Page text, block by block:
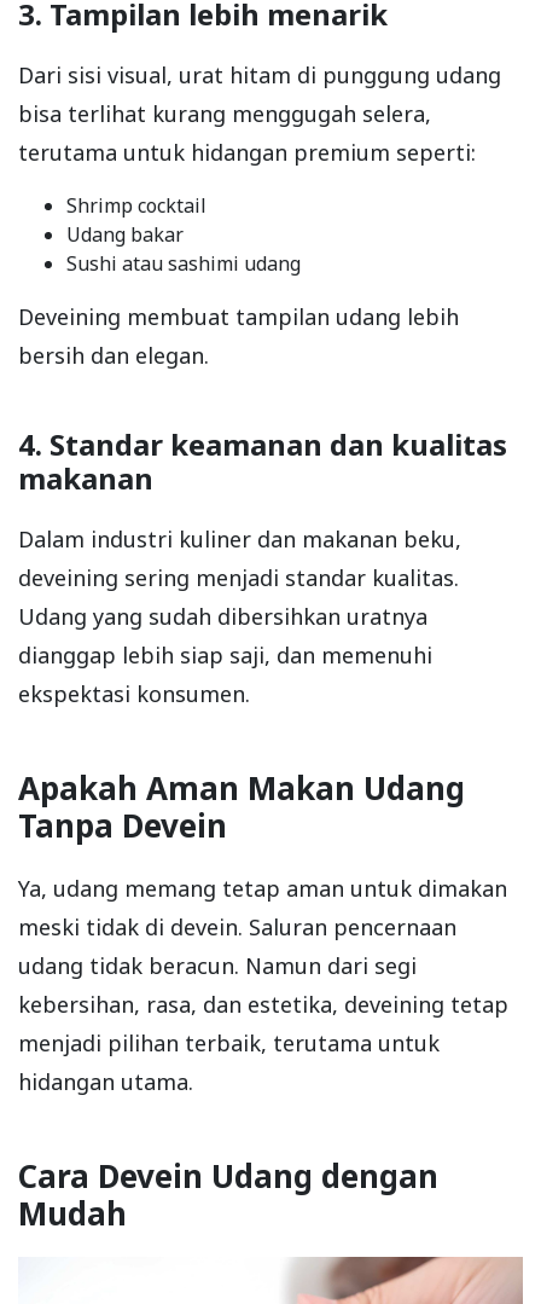
3. Tampilan lebih menarik
Dari sisi visual, urat hitam di punggung udang
bisa terlihat kurang menggugah selera,
terutama untuk hidangan premium seperti:
Shrimp cocktail
Udang bakar
Sushi atau sashimi udang
Deveining membuat tampilan udang lebih
bersih dan elegan.
4. Standar keamanan dan kualitas
makanan
Dalam industri kuliner dan makanan beku,
deveining sering menjadi standar kualitas.
Udang yang sudah dibersihkan uratnya
dianggap lebih siap saji, dan memenuhi
ekspektasi konsumen.
Apakah Aman Makan Udang
Tanpa Devein
Ya, udang memang tetap aman untuk dimakan
meski tidak di devein. Saluran pencernaan
udang tidak beracun. Namun dari segi
kebersihan, rasa, dan estetika, deveining tetap
menjadi pilihan terbaik, terutama untuk
hidangan utama.
Cara Devein Udang dengan
Mudah